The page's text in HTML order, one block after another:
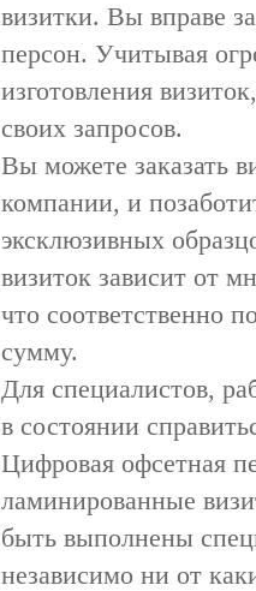
визитки. Вы вправе
персон. Учитывая
изготовления
своих запросов.
Вы можете заказать
компании, и
эксклюзивных
визиток зависит от
что соответственно
сумму.
Для специалистов,
в состоянии
Цифровая офсетная
ламинированные
быть выполнены
независимо ни от